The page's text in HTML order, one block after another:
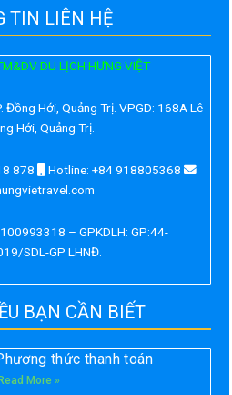
TIN LIÊN HỆ
DU LỊCH HƯNG VIỆT
Đồng Hới, Quảng Trị. VPGD: 168A Lê
Hới, Quảng Trị.
878
Hotline: +84 918805368
– GPKDLH: GP:44-
SDL-GP LHNĐ.
BẠN CẦN BIẾT
thức thanh toán
Read More »